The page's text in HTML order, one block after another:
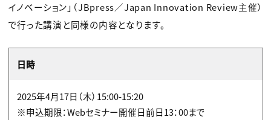
イノベーション」（JBpress／Japan Innovation Review主催）
で行った講演と同様の内容となります。
日時
2025年4月17日（木）15:00-15:20
※申込期限：Webセミナー開催日前日13：00まで